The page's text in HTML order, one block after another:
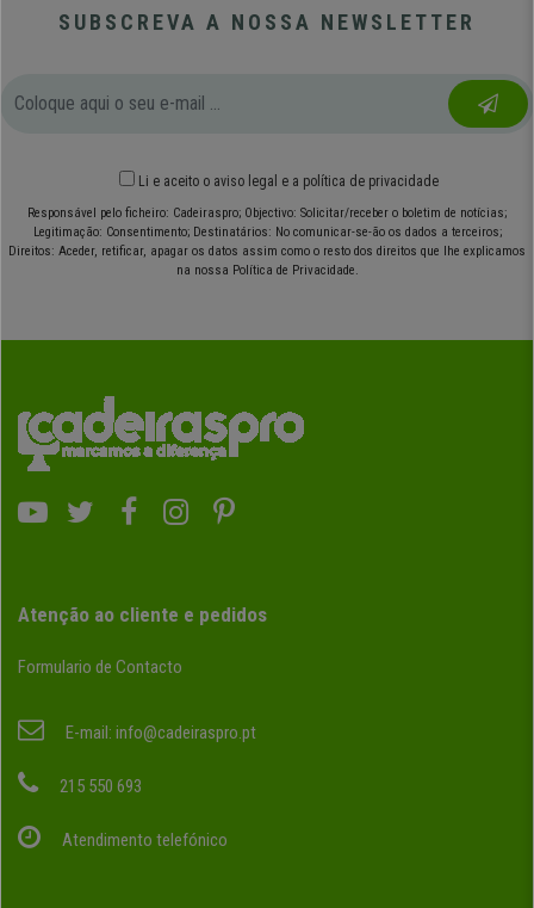
SUBSCREVA A NOSSA NEWSLETTER
Li e aceito o aviso legal e a política de privacidade
Responsável pelo ficheiro: Cadeiraspro; Objectivo: Solicitar/receber o boletim de notícias;
Legitimação: Consentimento; Destinatários: No comunicar-se-ão os dados a terceiros;
Direitos: Aceder, retificar, apagar os datos assim como o resto dos direitos que lhe explicamos
na nossa Política de Privacidade.
Atenção ao cliente e pedidos
Formulario de Contacto
E-mail: info@cadeiraspro.pt
215 550 693
Atendimento telefónico